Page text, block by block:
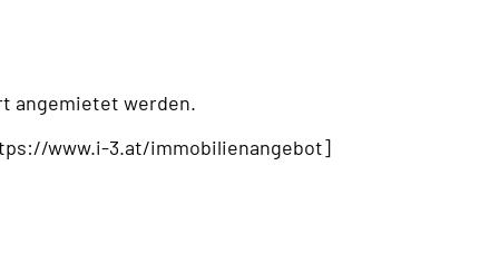
angemietet werden.
www.i-3.at/immobilienangebot]